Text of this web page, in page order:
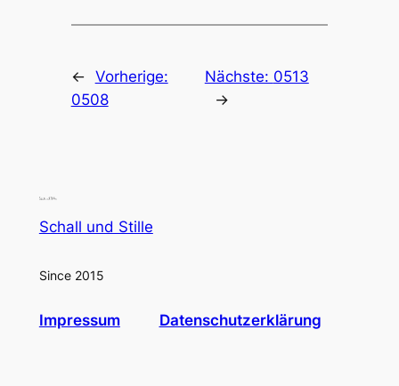
← Vorherige:
0508
Nächste: 0513
→
Schall und Stille
Since 2015
Impressum Datenschutzerklärung